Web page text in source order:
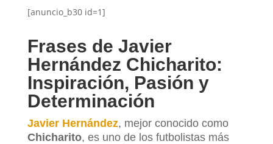
[anuncio_b30 id=1]
Frases de Javier
Hernández Chicharito:
Inspiración, Pasión y
Determinación
Javier Hernández, mejor conocido como
Chicharito, es uno de los futbolistas más